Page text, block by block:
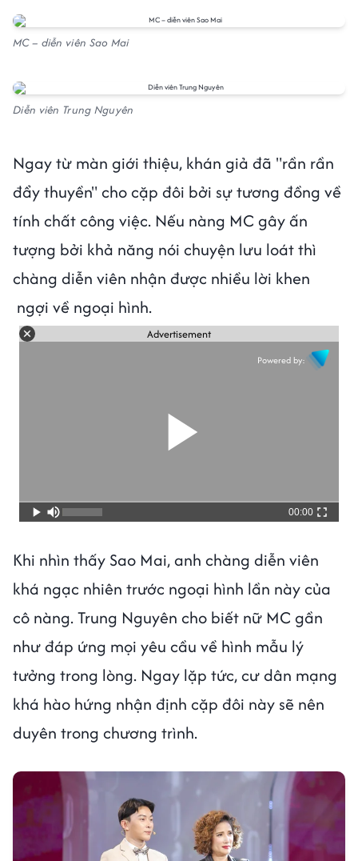
MC – diễn viên Sao Mai
Diễn viên Trung Nguyên
Ngay từ màn giới thiệu, khán giả đã "rần rần
đẩy thuyền" cho cặp đôi bởi sự tương đồng về
tính chất công việc. Nếu nàng MC gây ấn
tượng bởi khả năng nói chuyện lưu loát thì
chàng diễn viên nhận được nhiều lời khen
ngợi về ngoại hình.
Advertisement
Powered by:
00:00
Khi nhìn thấy Sao Mai, anh chàng diễn viên
khá ngạc nhiên trước ngoại hình lần này của
cô nàng. Trung Nguyên cho biết nữ MC gần
như đáp ứng mọi yêu cầu về hình mẫu lý
tưởng trong lòng. Ngay lặp tức, cư dân mạng
khá hào hứng nhận định cặp đôi này sẽ nên
duyên trong chương trình.